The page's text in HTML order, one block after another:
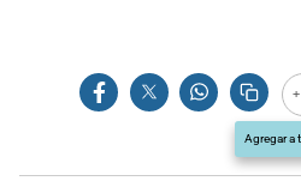
Agregar a